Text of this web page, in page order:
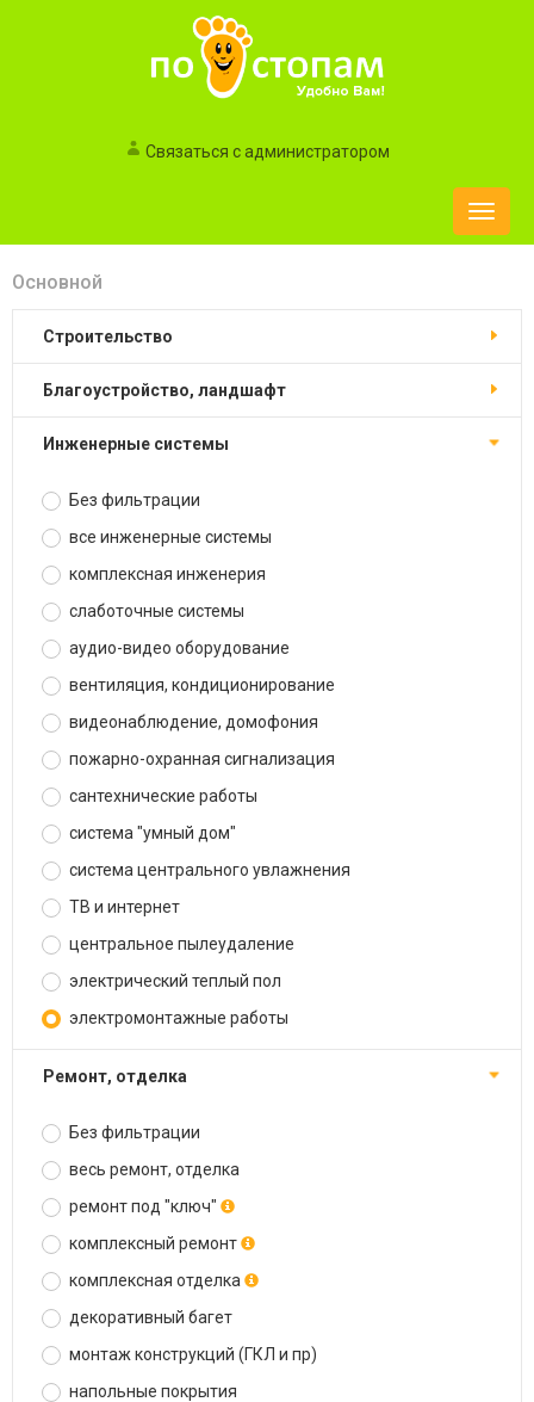
Связаться с администратором
Toggle
Основной
строительство
благоустройство, ландшафт
инженерные системы
Без фильтрации
все инженерные системы
комплексная инженерия
слаботочные системы
аудио-видео оборудование
вентиляция, кондиционирование
видеонаблюдение, домофония
пожарно-охранная сигнализация
сантехнические работы
система "умный дом"
система центрального увлажнения
ТВ и интернет
центральное пылеудаление
электрический теплый пол
электромонтажные работы
ремонт, отделка
Без фильтрации
весь ремонт, отделка
ремонт под "ключ"
комплексный ремонт
комплексная отделка
декоративный багет
монтаж конструкций (ГКЛ и пр)
напольные покрытия